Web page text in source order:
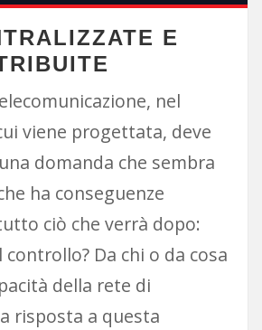
E
nel
viene progettata, deve
domanda che sembra
ha conseguenze
ciò che verrà dopo:
Da chi o da cosa
della rete di
risposta a questa